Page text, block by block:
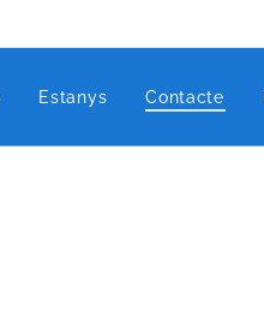
Estanys Contacte